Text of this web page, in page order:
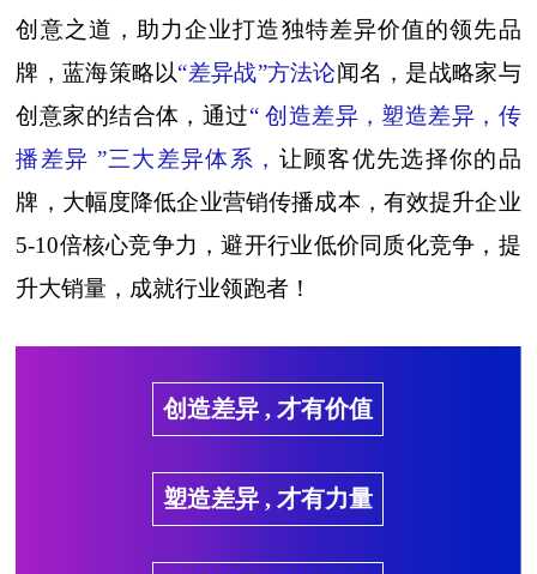
创意之道，助力企业打造独特差异价值的领先品
牌，蓝海策略以“差异战”方法论闻名，是战略家与
创意家的结合体，通过“ 创造差异，塑造差异，传
播差异 ”三大差异体系， 让顾客优先选择你的品
牌，大幅度降低企业营销传播成本，有效提升企业
5-10倍核心竞争力，避开行业低价同质化竞争，提
升大销量，成就行业领跑者！
创造差异 , 才有价值
塑造差异 , 才有力量